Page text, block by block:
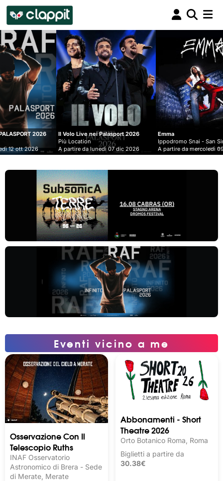
Clappit
biglietteria
Il Volo Live nei Palasport 2026
Più Location
A partire da lunedì 07 dic 2026
Emma
Ippodromo Snai - San Siro
A partire da mercoledì 09 set 2026
Più
A
Eventi vicino a me
Osservazione Con Il
Telescopio Ruths
INAF Osservatorio
Astronomico di Brera - Sede
di Merate, Merate
Abbonamenti - Short
Theatre 2026
Orto Botanico Roma, Roma
Biglietti a partire da
30.38€